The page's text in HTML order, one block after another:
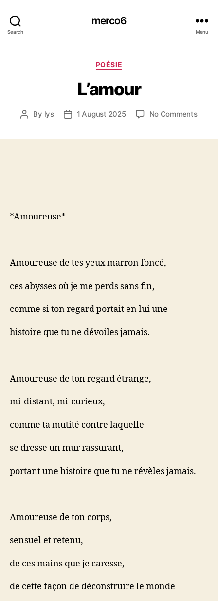
Search
merco6
Menu
Categories
POÉSIE
L’amour
Post
By lys
Post1 August 2025 No Commentson
*Amoureuse*
Amoureuse de tes yeux marron foncé,
ces abysses où je me perds sans fin,
comme si ton regard portait en lui une
histoire que tu ne dévoiles jamais.
Amoureuse de ton regard étrange,
mi-distant, mi-curieux,
comme ta mutité contre laquelle
se dresse un mur rassurant,
portant une histoire que tu ne révèles jamais.
Amoureuse de ton corps,
sensuel et retenu,
de ces mains que je caresse,
de cette façon de déconstruire le monde